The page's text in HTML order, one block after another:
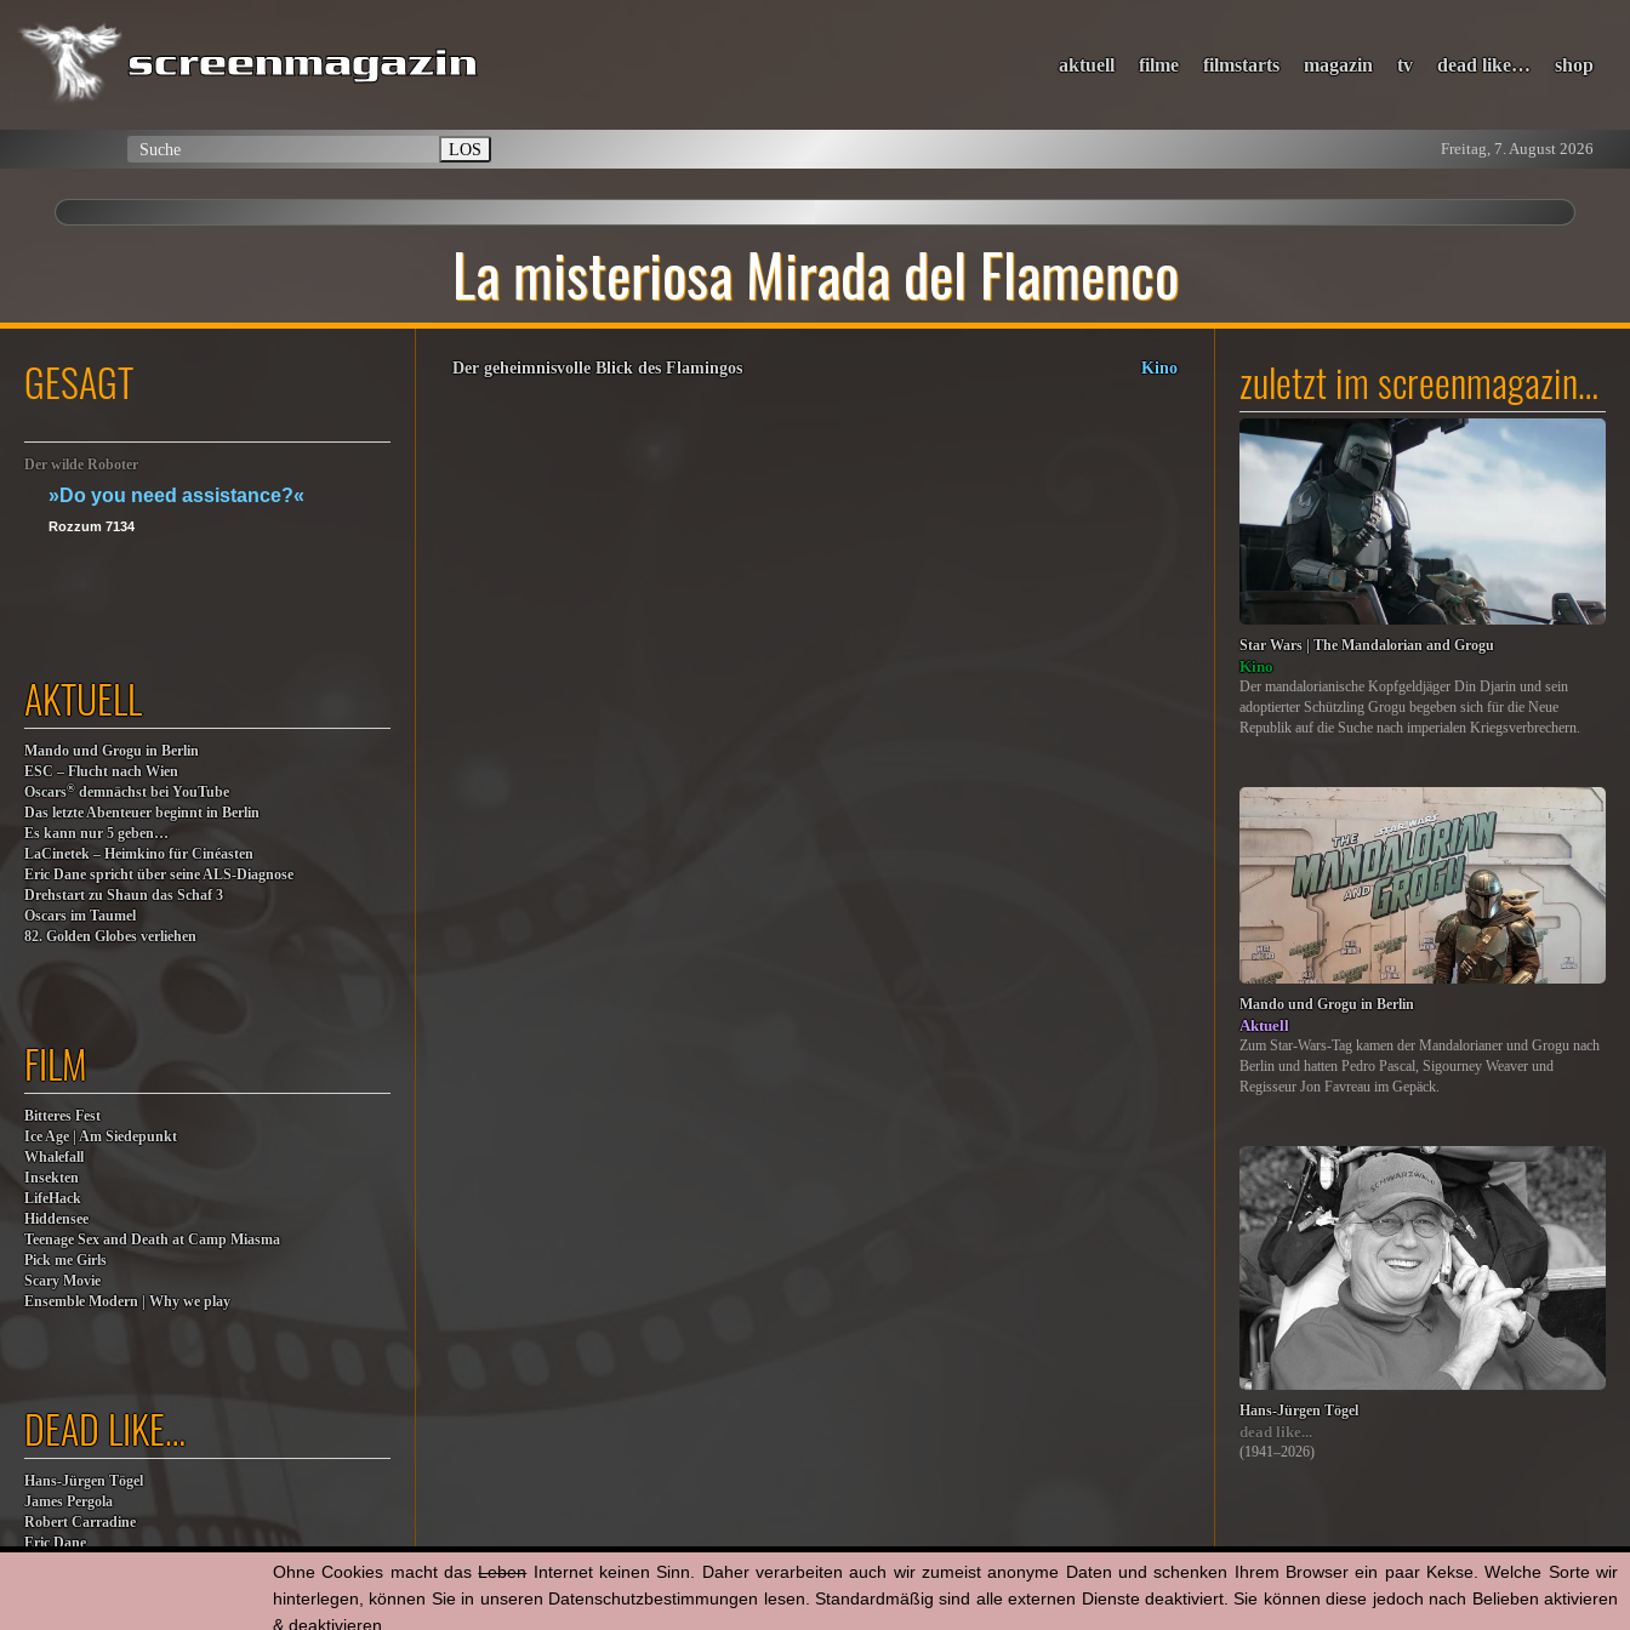
aktuell filme filmstarts magazin tv dead like… shop
LOS Freitag, 7. August 2026
La misteriosa Mirada del Flamenco
Der geheimnisvolle Blick des Flamingos Kino
GESAGT
Der wilde Roboter
»Do you need assistance?«
Rozzum 7134
AKTUELL
Mando und Grogu in Berlin
ESC – Flucht nach Wien
Oscars® demnächst bei YouTube
Das letzte Abenteuer beginnt in Berlin
Es kann nur 5 geben…
LaCinetek – Heimkino für Cinéasten
Eric Dane spricht über seine ALS-Diagnose
Drehstart zu Shaun das Schaf 3
Oscars im Taumel
82. Golden Globes verliehen
FILM
Bitteres Fest
Ice Age | Am Siedepunkt
Whalefall
Insekten
LifeHack
Hiddensee
Teenage Sex and Death at Camp Miasma
Pick me Girls
Scary Movie
Ensemble Modern | Why we play
DEAD LIKE…
Hans-Jürgen Tögel
James Pergola
Robert Carradine
Eric Dane
zuletzt im screenmagazin…
Star Wars | The Mandalorian and Grogu
Kino
Der mandalorianische Kopfgeldjäger Din Djarin und sein
adoptierter Schützling Grogu begeben sich für die Neue
Republik auf die Suche nach imperialen Kriegsverbrechern.
Mando und Grogu in Berlin
Aktuell
Zum Star-Wars-Tag kamen der Mandalorianer und Grogu nach
Berlin und hatten Pedro Pascal, Sigourney Weaver und
Regisseur Jon Favreau im Gepäck.
Hans-Jürgen Tögel
dead like...
(1941–2026)
Ohne Cookies macht dasLebenInternet keinen Sinn. Daher verarbeiten auch wir zumeist anonyme Daten und schenken Ihrem Browser ein paar Kekse. Welche Sorte wir
hinterlegen, können Sie in unseren Datenschutzbestimmungen lesen. Standardmäßig sind alle externen Dienste deaktiviert. Sie können diese jedoch nach Belieben aktivieren
& deaktivieren.